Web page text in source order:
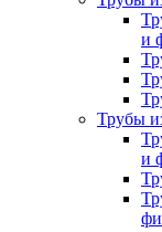
и
Трубы
и